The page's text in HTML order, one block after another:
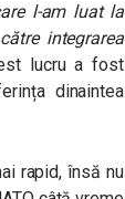
l-am luat la
integrarea
lucru a fost
dinaintea
rapid, însă nu